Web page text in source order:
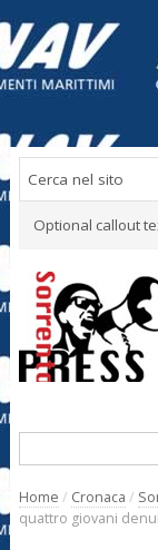
Optional callout
Home / Cronaca /
quattro giovani